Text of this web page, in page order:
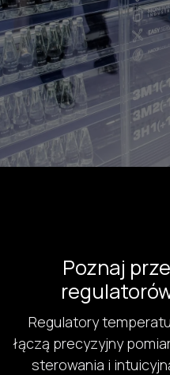
Poznaj
Regulatory
łączą precyzyjny
sterowania i